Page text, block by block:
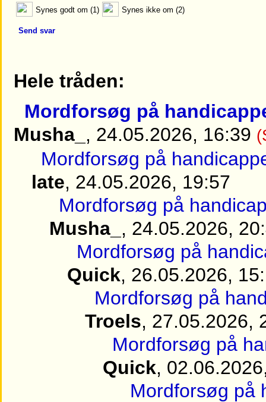
Synes godt om (1) Synes ikke om (2)
Send svar
Hele tråden:
Mordforsøg på
Musha_ , 24.05.2026, 16:39
Mordforsøg på
late, 24.05.2026, 19:57
Mordforsøg på
Musha_ , 24.05.2026,
Mordforsøg på
Quick, 26.05.2026,
Mordforsøg på
Troels, 27.05.2026,
Mordforsøg på
Quick,
Mordforsøg på